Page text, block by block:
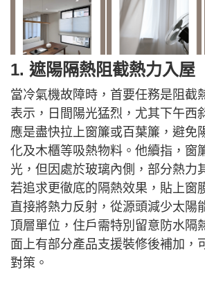
1. 遮陽隔熱阻截熱力入屋
當冷氣機故障時，首要任務是阻截
表示，日間陽光猛烈，尤其下午西
應是盡快拉上窗簾或百葉簾，避免
化及木櫃等吸熱物料。他續指，窗
光，但因處於玻璃內側，部分熱力
若追求更徹底的隔熱效果，貼上窗
直接將熱力反射，從源頭減少太陽
頂層單位，住戶需特別留意防水隔
面上有部分產品支援裝修後補加，
對策。